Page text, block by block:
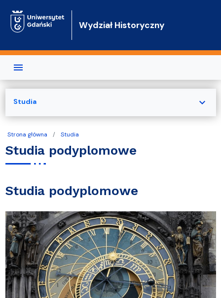
Wydział Historyczny
Strona główna Studia
Studia podyplomowe
Studia podyplomowe
Studia expand_more